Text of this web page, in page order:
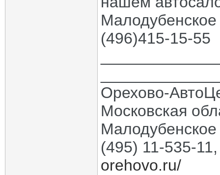
(496)415-15-55
Орехово-
Московская
(495) 11-535-
orehovo.ru/